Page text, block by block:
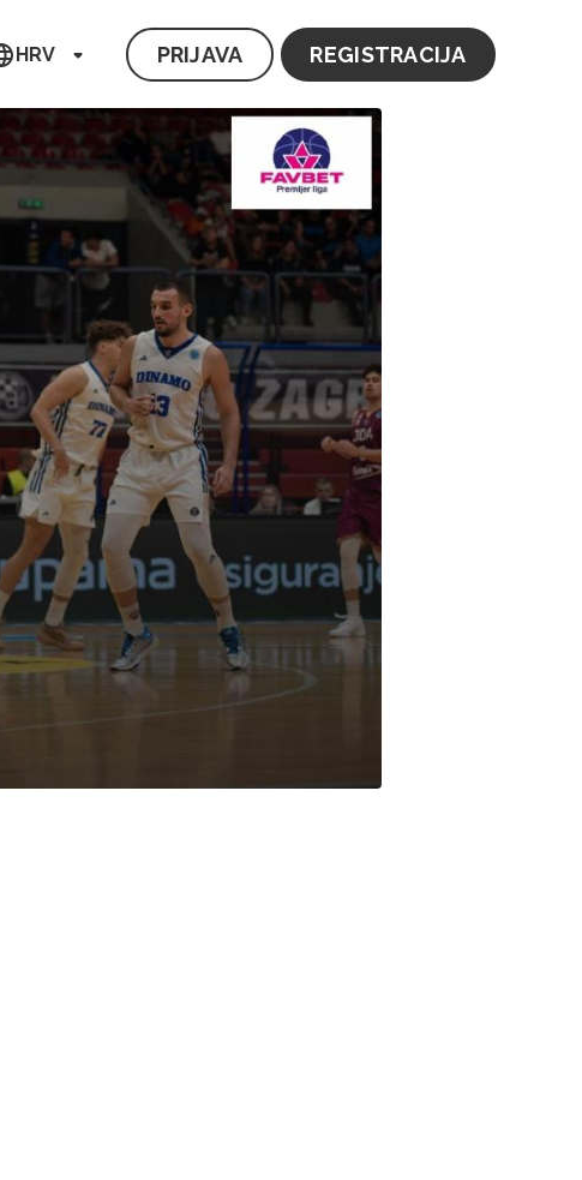
HRV PRIJAVA REGISTRACIJA